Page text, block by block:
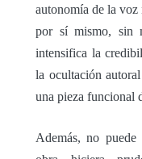
autonomía de la voz
por sí mismo, sin
intensifica la
la ocultación
una pieza funcional
Además, no puede